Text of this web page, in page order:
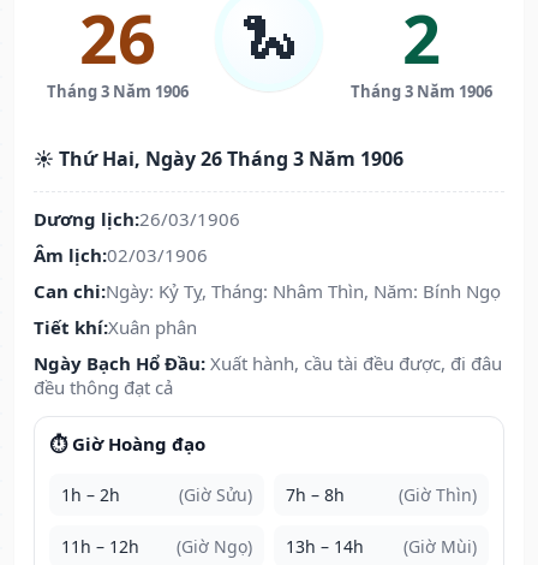
26
Tháng 3 Năm 1906
🐍 2
Tháng 3 Năm 1906
☀️ Thứ Hai, Ngày 26 Tháng 3 Năm 1906
Dương lịch:26/03/1906
Âm lịch:02/03/1906
Can chi:Ngày: Kỷ Tỵ, Tháng: Nhâm Thìn, Năm: Bính Ngọ
Tiết khí:Xuân phân
Ngày Bạch Hổ Đầu: Xuất hành, cầu tài đều được, đi đâu
đều thông đạt cả
⏱️ Giờ Hoàng đạo
1h – 2h (Giờ Sửu) 7h – 8h (Giờ Thìn)
11h – 12h (Giờ Ngọ) 13h – 14h (Giờ Mùi)